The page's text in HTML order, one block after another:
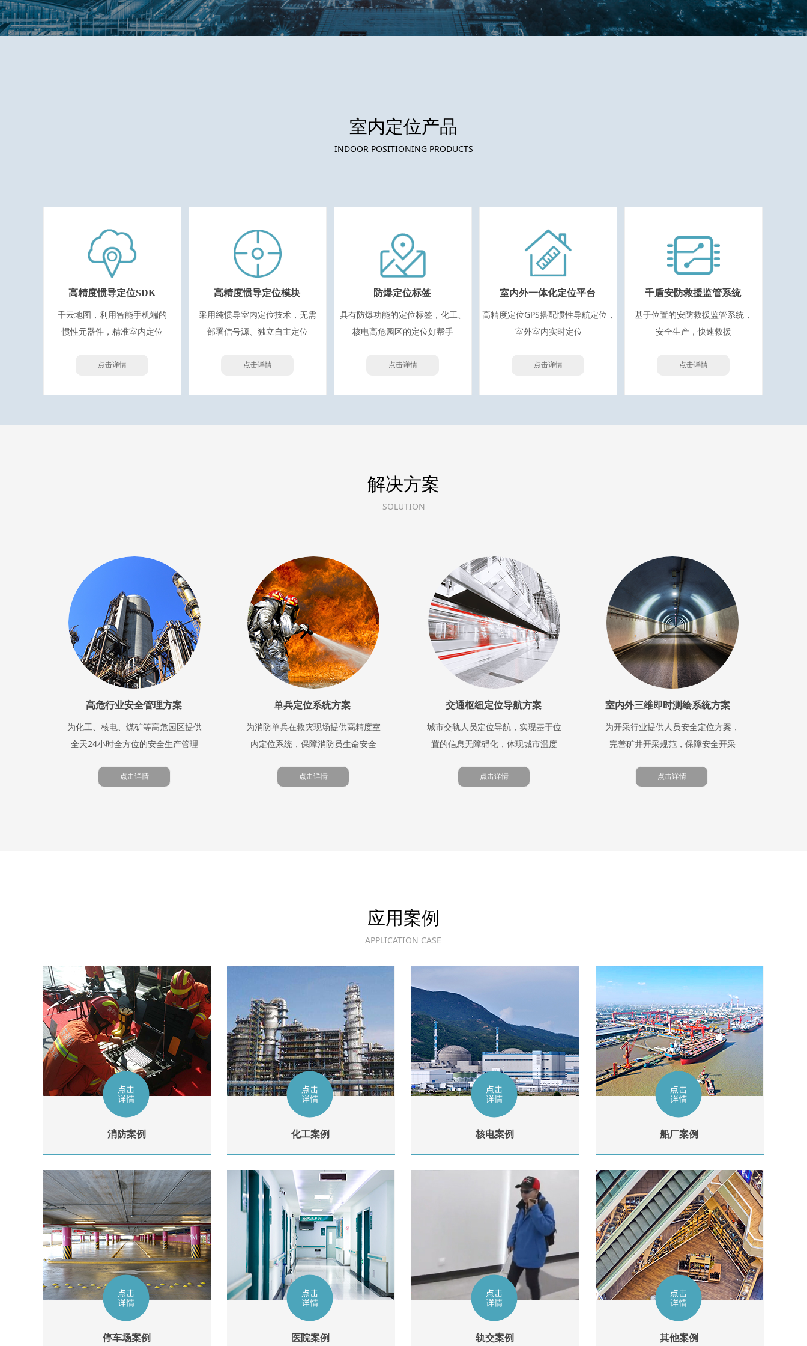
室内定位产品
INDOOR POSITIONING PRODUCTS
高精度惯导定位SDK
点击详情
千云地图，利用智能手机端的
惯性元器件，精准室内定位
高精度惯导定位模块
点击详情
采用纯惯导室内定位技术，无需
部署信号源、独立自主定位
室内外一体化定位平台
点击详情
高精度定位GPS搭配惯性导航定位，
室外室内实时定位
防爆定位标签
点击详情
具有防爆功能的定位标签，化工、
核电高危园区的定位好帮手
千盾安防救援监管系统
点击详情
基于位置的安防救援监管系统，
安全生产，快速救援
应用案例
APPLICATION CASE
消防案例
停车场案例
船厂案例
核电案例
化工案例
医院案例 轨交案例 其他案例
解决方案
SOLUTION
高危行业安全管理方案
点击详情
为化工、核电、煤矿等高危园区提供
全天24小时全方位的安全生产管理
单兵定位系统方案
点击详情
为消防单兵在救灾现场提供高精度室
内定位系统，保障消防员生命安全
城市交轨人员定位导航，实现基于位
置的信息无障碍化，体现城市温度
室内外三维即时测绘系统方案
为开采行业提供人员安全定位方案，
完善矿井开采规范，保障安全开采
点击详情
交通枢纽定位导航方案
点击详情